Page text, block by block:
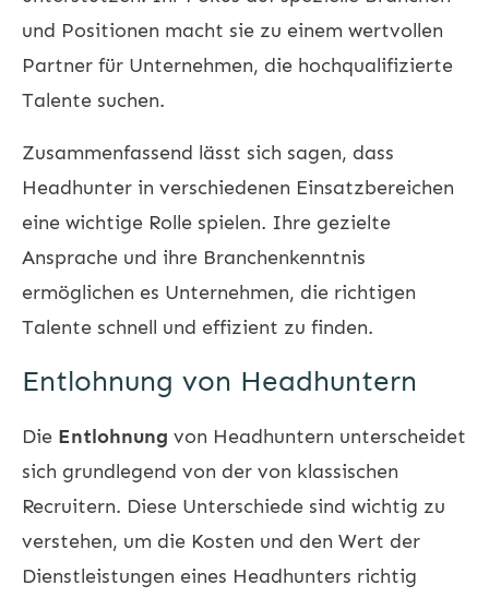
und Positionen macht sie zu einem wertvollen
Partner für Unternehmen, die hochqualifizierte
Talente suchen.
Zusammenfassend lässt sich sagen, dass
Headhunter in verschiedenen Einsatzbereichen
eine wichtige Rolle spielen. Ihre gezielte
Ansprache und ihre Branchenkenntnis
ermöglichen es Unternehmen, die richtigen
Talente schnell und effizient zu finden.
Entlohnung von Headhuntern
Die Entlohnung von Headhuntern unterscheidet
sich grundlegend von der von klassischen
Recruitern. Diese Unterschiede sind wichtig zu
verstehen, um die Kosten und den Wert der
Dienstleistungen eines Headhunters richtig